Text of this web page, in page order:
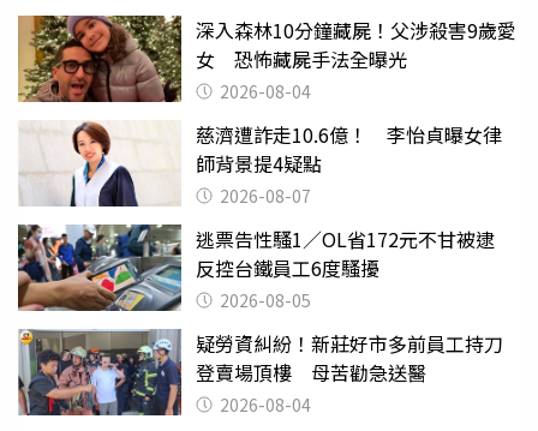
深入森林10分鐘藏屍！父涉殺害9歲愛
女 恐怖藏屍手法全曝光
2026-08-04
慈濟遭詐走10.6億！ 李怡貞曝女律
師背景提4疑點
2026-08-07
逃票告性騷1／OL省172元不甘被逮
反控台鐵員工6度騷擾
2026-08-05
疑勞資糾紛！新莊好市多前員工持刀
登賣場頂樓 母苦勸急送醫
2026-08-04